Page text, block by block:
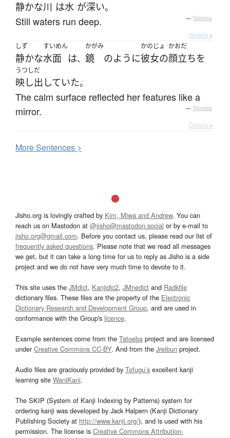
静かな川 は水 が深い。
Still waters run deep. — Tatoeba
Details ▸
しず
静かな
すいめん
水面 は、
かがみ
鏡 のように
かのじょ
彼女の
かおだ
顔立ちを
うつしだ
映し出していた。
The calm surface reflected her features like a
mirror.
— Tatoeba
Details ▸
MoreSentences >
Jisho.org is lovingly crafted by Kim, Miwa and Andrew. You can
reach us on Mastodon at @jisho@mastodon.social or by e-mail to
jisho.org@gmail.com. Before you contact us, please read our list of
frequently asked questions. Please note that we read all messages
we get, but it can take a long time for us to reply as Jisho is a side
project and we do not have very much time to devote to it.
This site uses the JMdict, Kanjidic2, JMnedict and Radkfile
dictionary files. These files are the property of the Electronic
Dictionary Research and Development Group, and are used in
conformance with the Group's licence.
Example sentences come from the Tatoeba project and are licensed
underCreative Commons CC-BY. And from the Jreibun project.
Audio files are graciously provided by Tofugu’s excellent kanji
learning site WaniKani.
The SKIP (System of Kanji Indexing by Patterns) system for
ordering kanji was developed by Jack Halpern (Kanji Dictionary
Publishing Society at http://www.kanji.org/), and is used with his
permission. The license is Creative Commons Attribution-